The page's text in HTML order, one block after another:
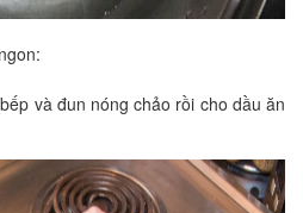
và đun nóng chảo rồi cho dầu ăn